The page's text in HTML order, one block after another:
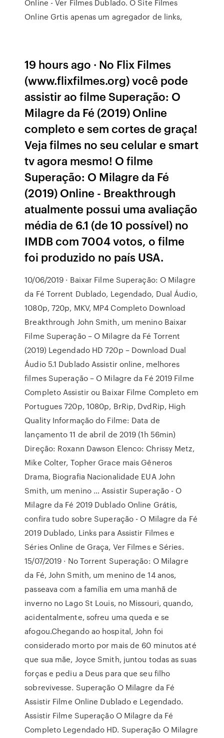
Online - Ver Filmes Dublado. O Site Filmes
Online Grtis apenas um agregador de links,
19 hours ago · No Flix Filmes
(www.flixfilmes.org) você pode
assistir ao filme Superação: O
Milagre da Fé (2019) Online
completo e sem cortes de graça!
Veja filmes no seu celular e smart
tv agora mesmo! O filme
Superação: O Milagre da Fé
(2019) Online - Breakthrough
atualmente possui uma avaliação
média de 6.1 (de 10 possível) no
IMDB com 7004 votos, o filme
foi produzido no país USA.
10/06/2019 · Baixar Filme Superação: O Milagre
da Fé Torrent Dublado, Legendado, Dual Áudio,
1080p, 720p, MKV, MP4 Completo Download
Breakthrough John Smith, um menino Baixar
Filme Superação – O Milagre da Fé Torrent
(2019) Legendado HD 720p – Download Dual
Áudio 5.1 Dublado Assistir online, melhores
filmes Superação – O Milagre da Fé 2019 Filme
Completo Assistir ou Baixar Filme Completo em
Portugues 720p, 1080p, BrRip, DvdRip, High
Quality Informação do Filme: Data de
lançamento 11 de abril de 2019 (1h 56min)
Direção: Roxann Dawson Elenco: Chrissy Metz,
Mike Colter, Topher Grace mais Gêneros
Drama, Biografia Nacionalidade EUA John
Smith, um menino … Assistir Superação - O
Milagre da Fé 2019 Dublado Online Grátis,
confira tudo sobre Superação - O Milagre da Fé
2019 Dublado, Links para Assistir Filmes e
Séries Online de Graça, Ver Filmes e Séries.
15/07/2019 · No Torrent Superação: O Milagre
da Fé, John Smith, um menino de 14 anos,
passeava com a família em uma manhã de
inverno no Lago St Louis, no Missouri, quando,
acidentalmente, sofreu uma queda e se
afogou.Chegando ao hospital, John foi
considerado morto por mais de 60 minutos até
que sua mãe, Joyce Smith, juntou todas as suas
forças e pediu a Deus para que seu filho
sobrevivesse. Superação O Milagre da Fé
Assistir Filme Online Dublado e Legendado.
Assistir Filme Superação O Milagre da Fé
Completo Legendado HD. Superação O Milagre